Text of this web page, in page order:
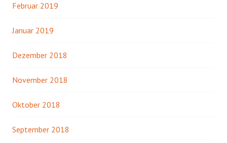
Februar 2019
Januar 2019
Dezember 2018
November 2018
Oktober 2018
September 2018